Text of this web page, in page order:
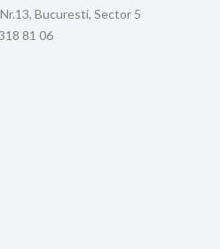
Bucuresti, Sector 5
81 06